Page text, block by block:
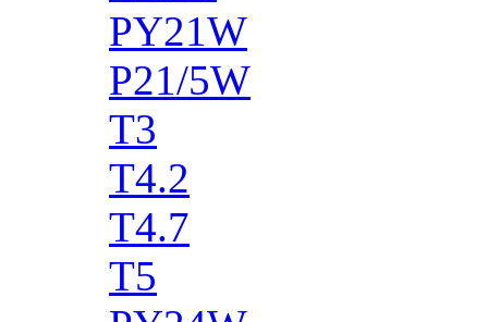
PY21W
P21/5W
T3
T4.2
T4.7
T5